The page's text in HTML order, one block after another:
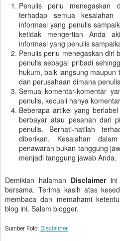
Penulis perlu menegaskan
terhadap semua kesalahan
informasi yang penulis
ketidak mengertian Anda
informasi yang penulis
Penulis perlu menegaskan diri
penulis sebagai pribadi
hukum, baik langsung
dan perusahaan dimana
Semua komentar-komentar
penulis, kecuali hanya
Beberapa artikel yang
berbayar atau pesanan dari
penulis. Berhati-hatilah
diberikan. Kesalahan
penawaran bukan tanggung
menjadi tanggung jawab Anda.
Demikian halaman Disclaimerini
bersama. Terima kasih atas
membaca dan memahami
blog ini. Salam blogger.
Sumber Foto: Disclaimer